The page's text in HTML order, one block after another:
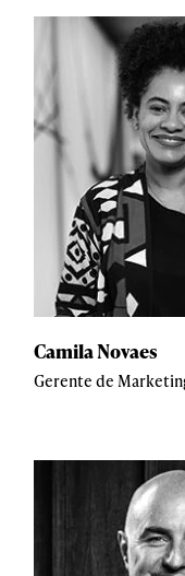
Camila Novaes
Gerente de